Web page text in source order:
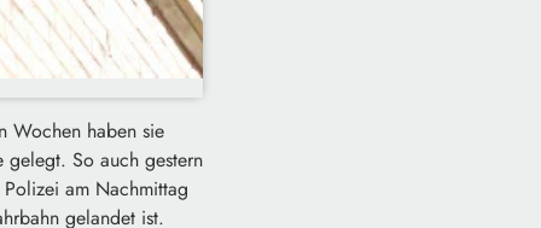
Wochen haben sie
gelegt. So auch gestern
am Nachmittag
gelandet ist.